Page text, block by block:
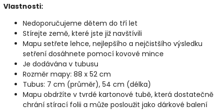
Vlastnosti:
Nedoporučujeme dětem do tří let
Stírejte země, které jste již navštívili
Mapu setřete lehce, nejlepšího a nejčistšího výsledku
setření dosáhnete pomocí kovové mince
Je dodávána v tubusu
Rozměr mapy: 88 x 52 cm
Tubus: 7 cm (průměr), 54 cm (délka)
Mapu obdržíte v tvrdé kartonové tubě, která dostatečně
chrání stírací folii a může posloužit jako dárkové balení